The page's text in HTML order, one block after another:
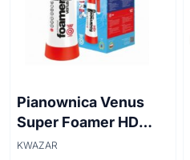
Pianownica Venus
Super Foamer HD
acid line 2L
KWAZAR